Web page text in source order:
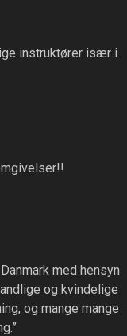
instruktører især i
med hensyn
og kvindelige
og mange mange